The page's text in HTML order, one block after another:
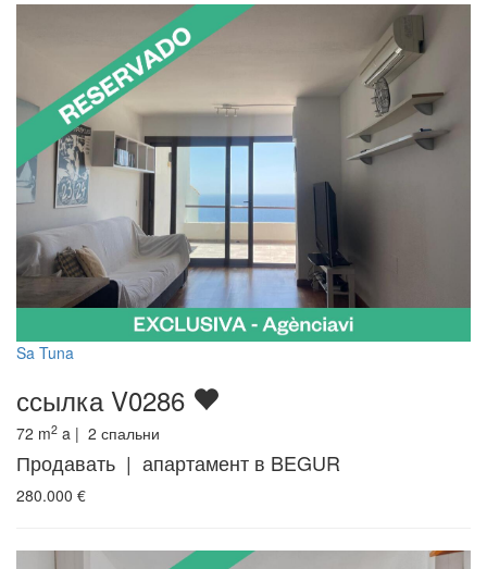
Sa Tuna
ссылка V0286
72 m2 a | 2 спальни
Продавать | апартамент в BEGUR
280.000 €